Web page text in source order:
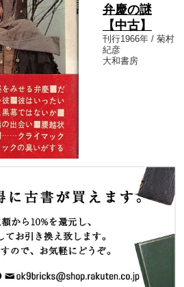
弁慶の謎
【中古】
刊行1966年 / 菊村
紀彦
大和書房